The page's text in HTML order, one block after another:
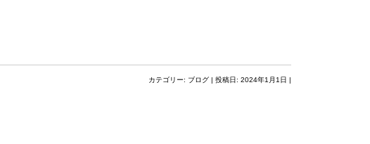
カテゴリー: ブログ | 投稿日: 2024年1月1日 |